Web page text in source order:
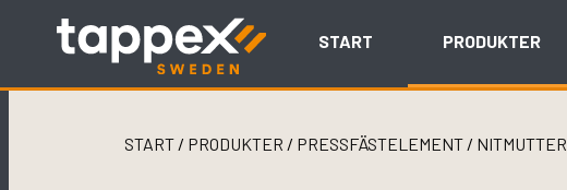
START PRODUKTER
START / PRODUKTER / PRESSFÄSTELEMENT / NITMUTTER